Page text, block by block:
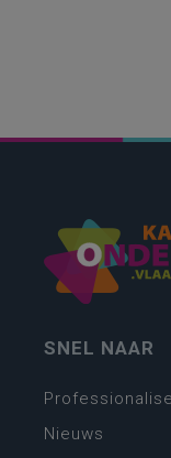
SNEL NAAR
Nieuws